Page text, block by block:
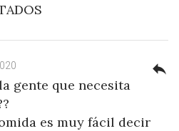
gente que necesita
es muy fácil decir
reply